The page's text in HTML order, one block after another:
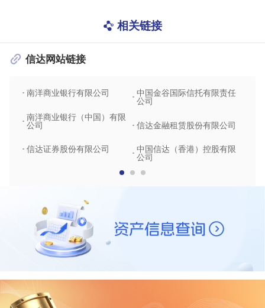
相关链接
信达网站链接
南洋商业银行有限公司
南洋商业银行（中国）有限
公司
信达证券股份有限公司
中国金谷国际信托有限责任
公司
信达金融租赁股份有限公司
中国信达（香港）控股有限
公司